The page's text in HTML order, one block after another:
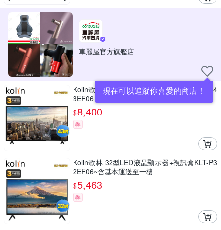
車麗屋官方旗艦店
現在可以追蹤你喜愛的商店！
Kolin歌林 43型FHD液晶顯示器+視訊盒KLT-P4
3EF06 含基本安裝+舊機回收
$8,400
券
Kolin歌林 32型LED液晶顯示器+視訊盒KLT-P3
2EF06~含基本運送至一樓
$5,463
券